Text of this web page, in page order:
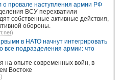
о провале наступления армии РФ
ВСУ перехватили
собственные активные действия,
обороны.
)
в НАТО начнут интегрировать
все подразделения армии: что
на опыте современных войн, в
Востоке
)